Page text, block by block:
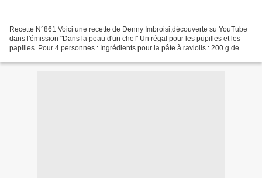
Recette N°861 Voici une recette de Denny Imbroisi,découverte su YouTube
dans l'émission "Dans la peau d'un chef" Un régal pour les pupilles et les
papilles. Pour 4 personnes : Ingrédients pour la pâte à raviolis : 200 g de